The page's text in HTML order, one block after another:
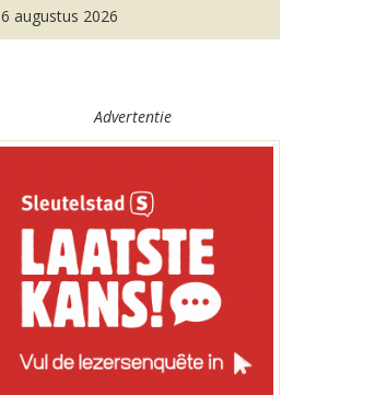
6 augustus 2026
Advertentie